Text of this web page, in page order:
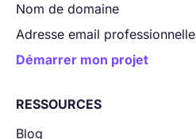
Nom de domaine
Adresse email professionnelle
Démarrer mon projet
RESSOURCES
Blog